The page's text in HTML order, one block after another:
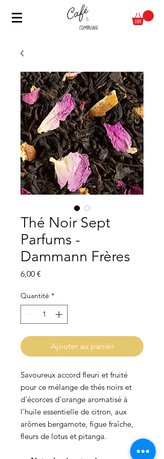
Thé Noir Sept
Parfums -
Dammann Frères
6,00 €
Quantité *
Ajouter au panier
Savoureux accord fleuri et fruité
pour ce mélange de thés noirs et
d'écorces d'orange aromatisé à
l'huile essentielle de citron, aux
arômes bergamote, figue fraîche,
fleurs de lotus et pitanga.